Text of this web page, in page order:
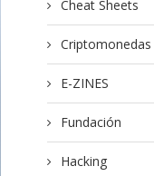
Cheat Sheets
Criptomonedas
E-ZINES
Fundación
Hacking